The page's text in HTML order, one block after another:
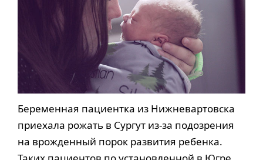
Беременная пациентка из Нижневартовска
приехала рожать в Сургут из-за подозрения
на врожденный порок развития ребенка.